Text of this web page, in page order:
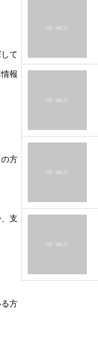
て
報
方
支
方